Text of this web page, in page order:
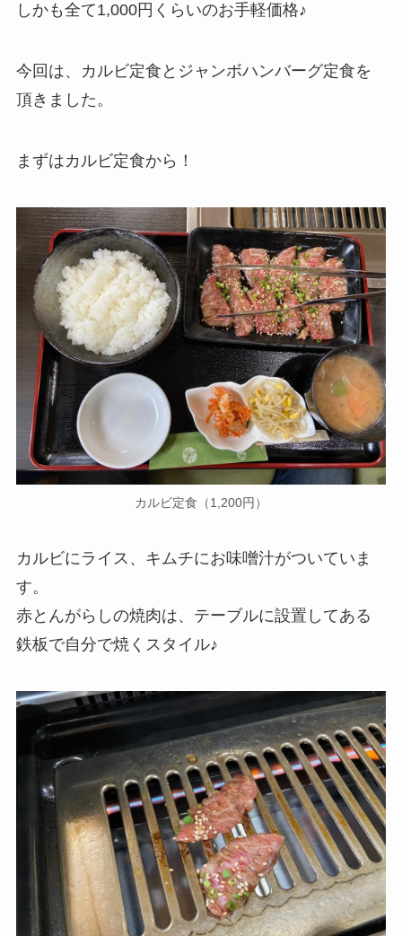
しかも全て1,000円くらいのお手軽価格♪
今回は、カルビ定食とジャンボハンバーグ定食を
頂きました。
まずはカルビ定食から！
カルビ定食（1,200円）
カルビにライス、キムチにお味噌汁がついていま
す。
赤とんがらしの焼肉は、テーブルに設置してある
鉄板で自分で焼くスタイル♪